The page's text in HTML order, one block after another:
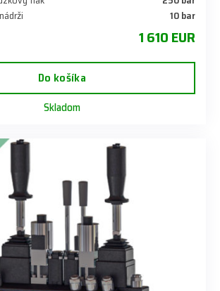
​10 bar
1 610 EUR
Do košíka
Skladom